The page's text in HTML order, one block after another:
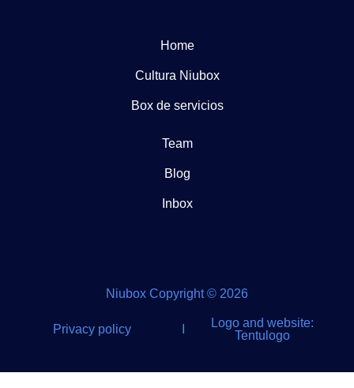
Home
Cultura Niubox
Box de servicios
Team
Blog
Inbox
Niubox Copyright © 2026
Privacy policy
Logo and website:
Tentulogo